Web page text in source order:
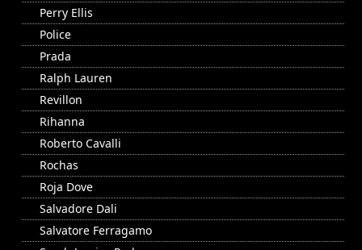
Perry Ellis
Police
Prada
Ralph Lauren
Revillon
Rihanna
Roberto Cavalli
Rochas
Roja Dove
Salvadore Dali
Salvatore Ferragamo